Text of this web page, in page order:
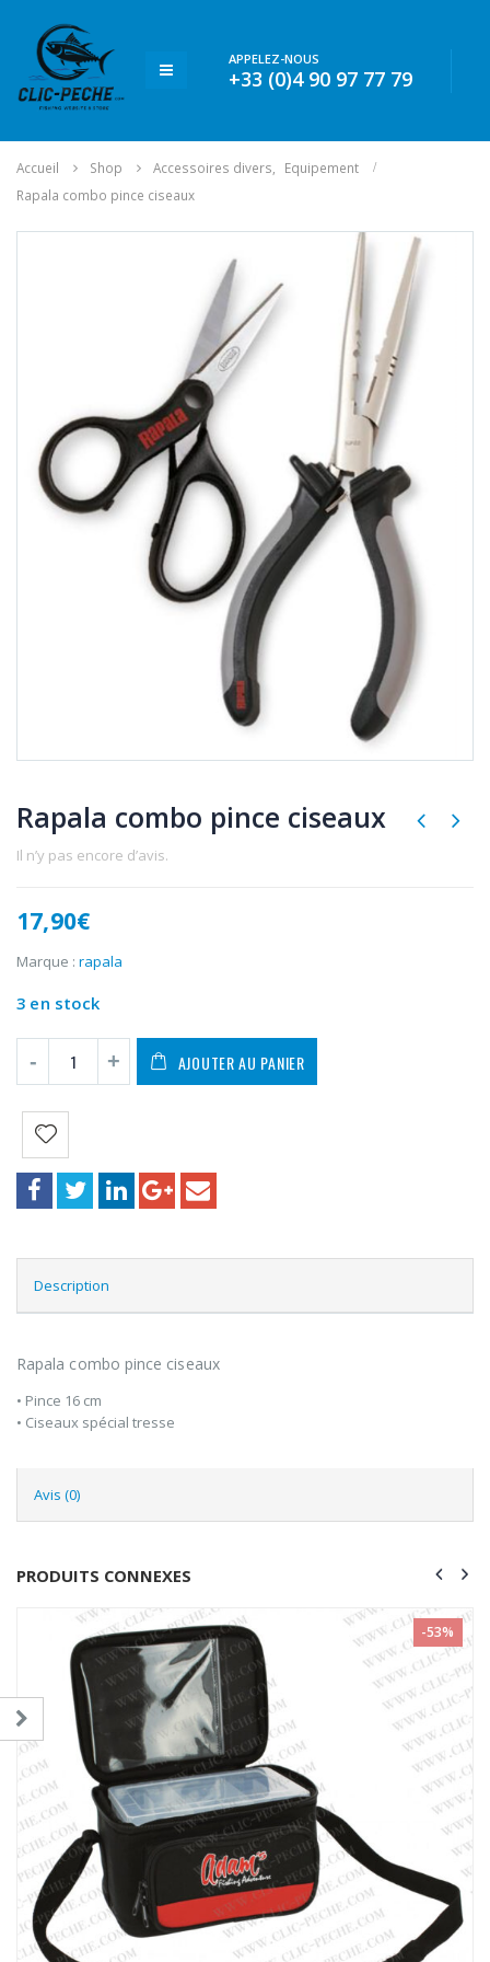
APPELEZ-NOUS
+33 (0)4 90 97 77 79
Accueil Shop Accessoires divers
Equipement
Rapala combo pince ciseaux
Rapala combo pince ciseaux
Il n’y pas encore d’avis.
17,90€
Marque : rapala
3 en stock
AJOUTER AU PANIER
Description
Rapala combo pince ciseaux
• Pince 16 cm
• Ciseaux spécial tresse
Avis (0)
PRODUITS CONNEXES